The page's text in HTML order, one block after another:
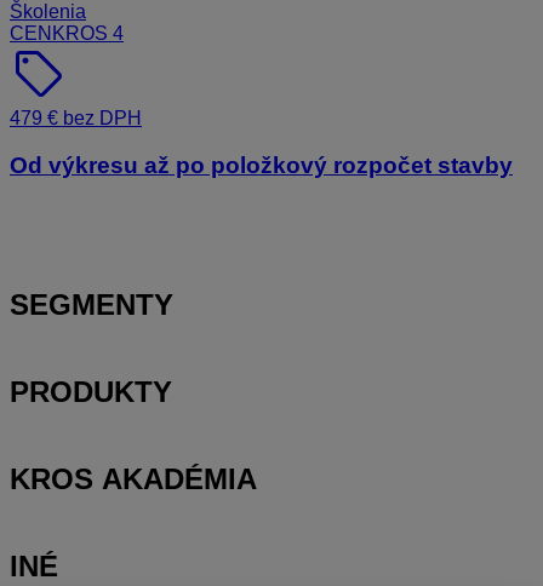
Školenia
CENKROS 4
sell
479 € bez DPH
Od výkresu až po položkový rozpočet stavby
SEGMENTY
PRODUKTY
KROS AKADÉMIA
INÉ